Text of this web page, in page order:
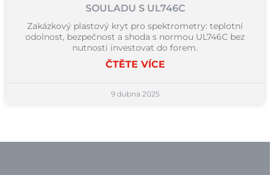
SOULADU S UL746C
Zakázkový plastový kryt pro spektrometry: teplotní
odolnost, bezpečnost a shoda s normou UL746C bez
nutnosti investovat do forem.
ČTĚTE VÍCE
9 dubna 2025